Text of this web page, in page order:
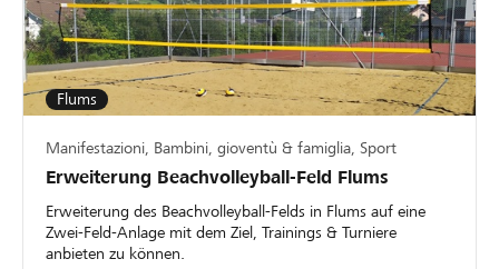
Flums
Manifestazioni, Bambini, gioventù & famiglia, Sport
Erweiterung Beachvolleyball-Feld Flums
Erweiterung des Beachvolleyball-Felds in Flums auf eine
Zwei-Feld-Anlage mit dem Ziel, Trainings & Turniere
anbieten zu können.